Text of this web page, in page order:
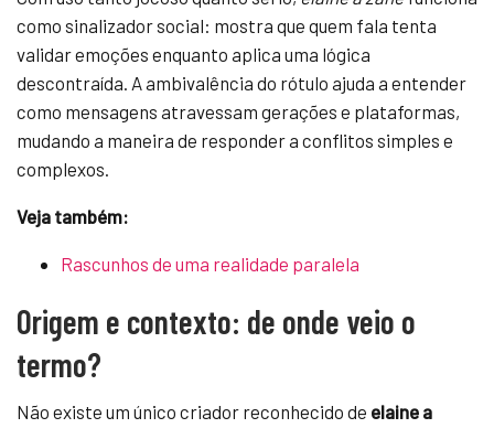
como sinalizador social: mostra que quem fala tenta
validar emoções enquanto aplica uma lógica
descontraída. A ambivalência do rótulo ajuda a entender
como mensagens atravessam gerações e plataformas,
mudando a maneira de responder a conflitos simples e
complexos.
Veja também:
Rascunhos de uma realidade paralela
Origem e contexto: de onde veio o
termo?
Não existe um único criador reconhecido de elaine a